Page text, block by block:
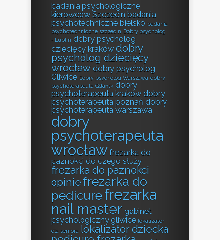
badania psychologiczne
kierowców Szczecin badania
psychotechniczne bielsko badania
psychotechniczne szczecin Dobry psycholog
- Lublin dobry psycholog
dziecięcy kraków dobry
psycholog dziecięcy
wrocław dobry psycholog
Gliwice Dobry psycholog Warszawa dobry
psychoterapeuta Gdańsk dobry
psychoterapeuta kraków dobry
psychoterapeuta poznań dobry
psychoterapeuta warszawa
dobry
psychoterapeuta
wrocław frezarka do
paznokci do czego służy
frezarka do paznokci
opinie frezarka do
pedicurefrezarka
nail master gabinet
psychologiczny gliwice lokalizator
dla seniora lokalizator dziecka